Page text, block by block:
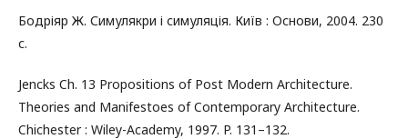
Бодріяр Ж. Симулякри і симуляція. Київ : Основи, 2004. 230
с.
Jencks Ch. 13 Propositions of Post Modern Architecture.
Theories and Manifestoes of Contemporary Architecture.
Chichester : Wiley-Academy, 1997. P. 131–132.